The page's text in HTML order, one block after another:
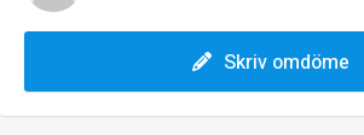
Skriv omdöme